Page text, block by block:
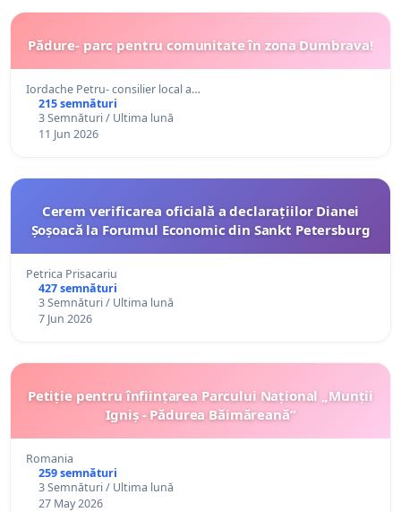
Pădure- parc pentru comunitate în zona Dumbrava!
Iordache Petru- consilier local a…
215 semnături
3 Semnături / Ultima lună
11 Jun 2026
Cerem verificarea oficială a declarațiilor Dianei
Șoșoacă la Forumul Economic din Sankt Petersburg
Petrica Prisacariu
427 semnături
3 Semnături / Ultima lună
7 Jun 2026
Petiție pentru înființarea Parcului Național „Munții
Igniș - Pădurea Băimăreană”
Romania
259 semnături
3 Semnături / Ultima lună
27 May 2026